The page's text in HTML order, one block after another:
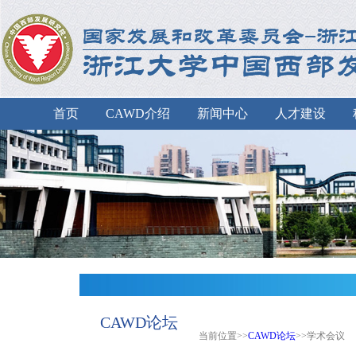
首页 CAWD介绍 新闻中心 人才建设
CAWD论坛
当前位置>>CAWD论坛>>学术会议